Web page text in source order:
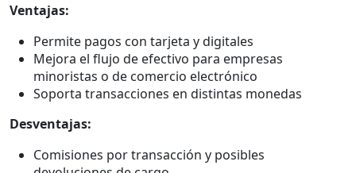
Ventajas:
Permite pagos con tarjeta y digitales
Mejora el flujo de efectivo para empresas
minoristas o de comercio electrónico
Soporta transacciones en distintas monedas
Desventajas:
Comisiones por transacción y posibles